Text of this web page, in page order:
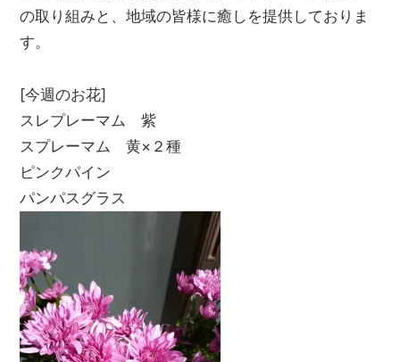
の取り組みと、地域の皆様に癒しを提供しておりま
す。
[今週のお花]
スレプレーマム 紫
スプレーマム 黄×２種
ピンクパイン
パンパスグラス